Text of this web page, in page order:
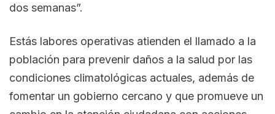
dos semanas”.
Estás labores operativas atienden el llamado a la
población para prevenir daños a la salud por las
condiciones climatológicas actuales, además de
fomentar un gobierno cercano y que promueve un